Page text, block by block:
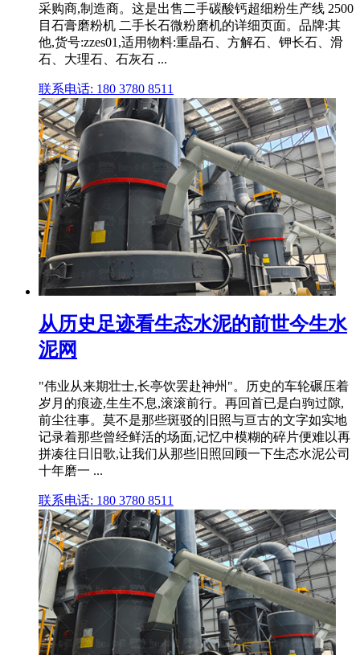
采购商,制造商。这是出售二手碳酸钙超细粉生产线 2500
目石膏磨粉机 二手长石微粉磨机的详细页面。品牌:其
他,货号:zzes01,适用物料:重晶石、方解石、钾长石、滑
石、大理石、石灰石 ...
联系电话: 180 3780 8511
从历史足迹看生态水泥的前世今生水
泥网
"伟业从来期壮士,长亭饮罢赴神州"。历史的车轮碾压着
岁月的痕迹,生生不息,滚滚前行。再回首已是白驹过隙,
前尘往事。莫不是那些斑驳的旧照与亘古的文字如实地
记录着那些曾经鲜活的场面,记忆中模糊的碎片便难以再
拼凑往日旧歌,让我们从那些旧照回顾一下生态水泥公司
十年磨一 ...
联系电话: 180 3780 8511